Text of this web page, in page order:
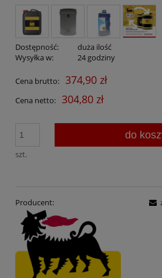
Dostępność:
duża ilość
Wysyłka w:
24 godziny
Cena brutto: 374,90 zł
Cena netto: 304,80 zł
szt.
do
Producent: